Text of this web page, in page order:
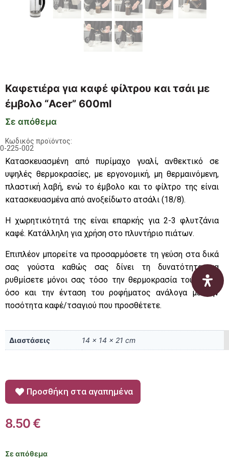
Καφετιέρα για καφέ φίλτρου και τσάι με
έμβολο “Acer” 600ml
Σε απόθεμα
Κωδικός προϊόντος:
225-002
Κατασκευασμένη από πυρίμαχο γυαλί,ανθεκτικό σε
υψηλές θερμοκρασίες, με εργονομική, μη θερμαινόμενη,
πλαστική λαβή, ενώ το έμβολο και το φίλτρο της είναι
κατασκευασμένααπό ανοξείδωτο ατσάλι (18/8).
Η χωρητικότητά της είναι επαρκής για 2-3 φλυτζάνια
καφέ. Κατάλληλη για χρήση στο πλυντήριο πιάτων.
Επιπλέον μπορείτε να προσαρμόσετε τη γεύση στα δικά
σας γούστα καθώς σας δίνει τη δυνατότητα να
ρυθμίσετε μόνοι σας τόσο την θερμοκρασία του νερού
όσο και την ένταση του ροφήματος ανάλογα με την
ποσότητα καφέ/τσαγιού που προσθέτετε.
Διαστάσεις 14 × 14 × 21 cm
Προσθήκη στα αγαπημένα
8.50€
Σε απόθεμα